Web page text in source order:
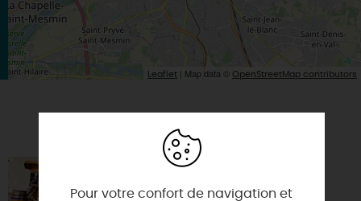
Leaflet | Map data © OpenStreetMap contributors
VOUS AIMEREZ AUSSI
ORLÉANS
Pour votre confort de navigation et